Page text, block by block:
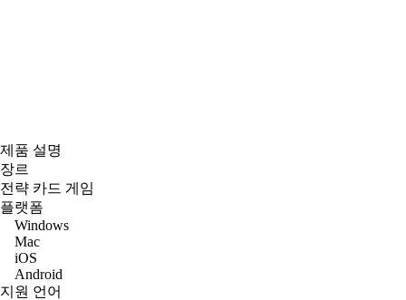
제품 설명
장르
전략 카드 게임
플랫폼
Windows
Mac
iOS
Android
지원 언어